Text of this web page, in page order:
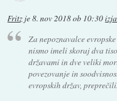
Fritz je8. nov 2018 ob 10:30
Za nepoznavalce
nismo imeli skoraj dva
državami in dve veliki
povezovanje in
evropskih držav, preprečili.